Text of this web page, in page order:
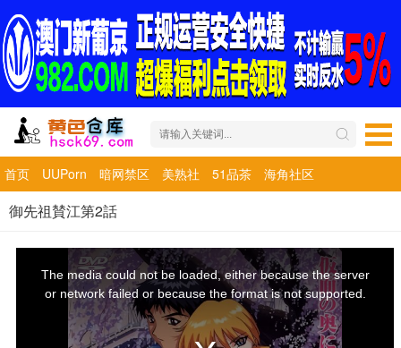
首页 UUPorn 暗网禁区 美熟社 51品茶 海角社区
御先祖賛江第2話